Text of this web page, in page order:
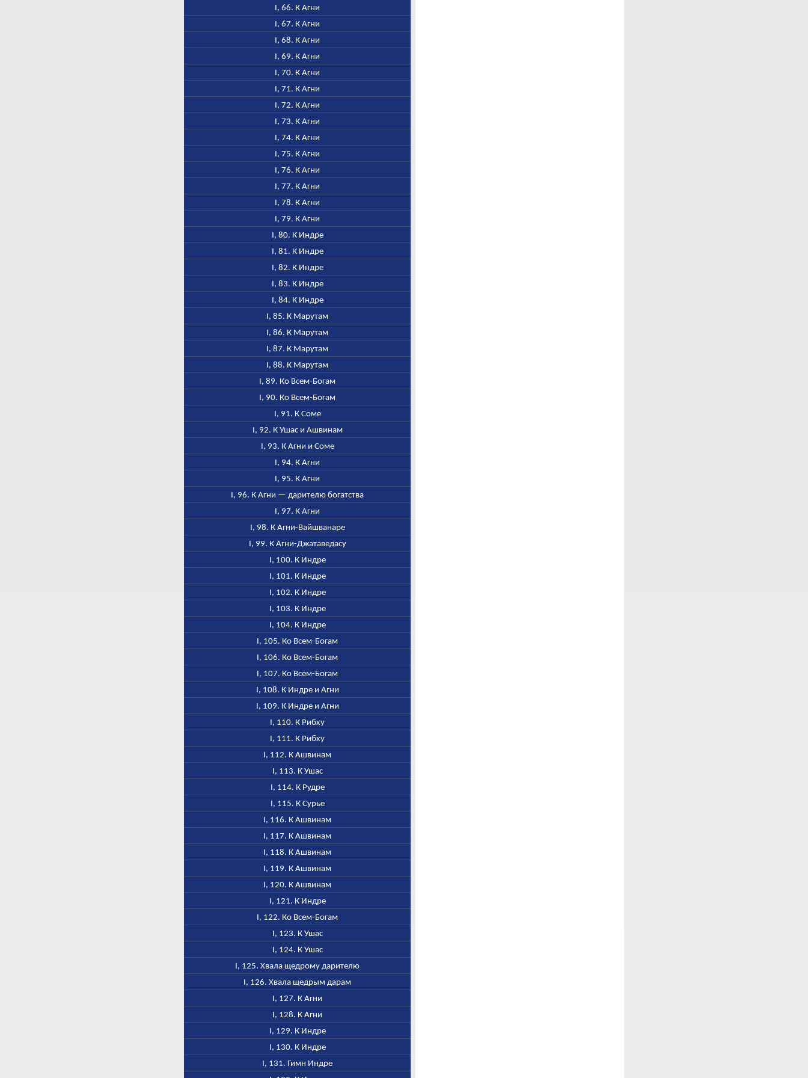
I, 66. К Агни
I, 67. К Агни
I, 68. К Агни
I, 69. К Агни
I, 70. К Агни
I, 71. К Агни
I, 72. К Агни
I, 73. К Агни
I, 74. К Агни
I, 75. К Агни
I, 76. К Агни
I, 77. К Агни
I, 78. К Агни
I, 79. К Агни
I, 80. К Индре
I, 81. К Индре
I, 82. К Индре
I, 83. К Индре
I, 84. К Индре
I, 85. К Марутам
I, 86. К Марутам
I, 87. К Марутам
I, 88. К Марутам
I, 89. Ко Всем-Богам
I, 90. Ко Всем-Богам
I, 91. К Соме
I, 92. К Ушас и Ашвинам
I, 93. К Агни и Соме
I, 94. К Агни
I, 95. К Агни
I, 96. К Агни — дарителю богатства
I, 97. К Агни
I, 98. К Агни-Вайшванаре
I, 99. К Агни-Джатаведасу
I, 100. К Индре
I, 101. К Индре
I, 102. К Индре
I, 103. К Индре
I, 104. К Индре
I, 105. Ко Всем-Богам
I, 106. Ко Всем-Богам
I, 107. Ко Всем-Богам
I, 108. К Индре и Агни
I, 109. К Индре и Агни
I, 110. К Рибху
I, 111. К Рибху
I, 112. К Ашвинам
I, 113. К Ушас
I, 114. К Рудре
I, 115. К Сурье
I, 116. К Ашвинам
I, 117. К Ашвинам
I, 118. К Ашвинам
I, 119. К Ашвинам
I, 120. К Ашвинам
I, 121. К Индре
I, 122. Ко Всем-Богам
I, 123. К Ушас
I, 124. К Ушас
I, 125. Хвала щедрому дарителю
I, 126. Хвала щедрым дарам
I, 127. К Агни
I, 128. К Агни
I, 129. К Индре
I, 130. К Индре
I, 131. Гимн Индре